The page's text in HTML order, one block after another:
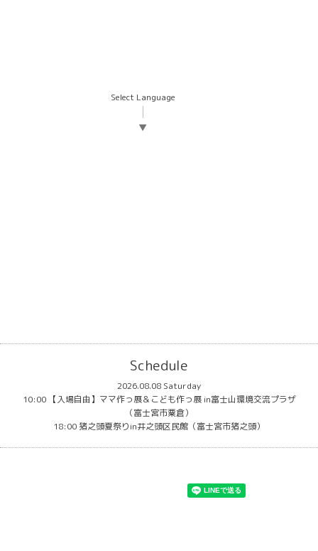
Select Language
▼
Schedule
2026.08.08 Saturday
10:00 【入場自由】ママ作っ展＆こども作っ展 in富士山環境交流プラザ
（富士宮市粟倉）
18:00 猪之頭夏祭りin井之頭区民館（富士宮市猪之頭）